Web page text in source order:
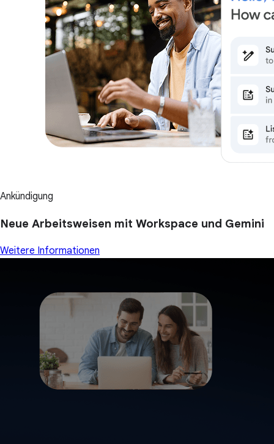
Ankündigung
Neue Arbeitsweisen mit Workspace und Gemini
Weitere Informationen